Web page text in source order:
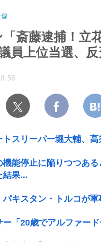
儲
斎藤逮捕！立
員上位当選、
トスリーパー堀大輔、
機能停止に陥りつつあ
結果...
パキスタン・トルコが
「20歳でアルファー